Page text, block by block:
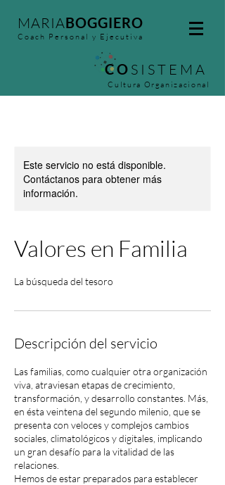
MARIABOGGIERO
Coach Personal y Ejecutiva
CO SISTEMA
Cultura Organizacional
Este servicio no está disponible.
Contáctanos para obtener más
información.
Valores en Familia
La búsqueda del tesoro
Descripción del servicio
Las familias, como cualquier otra organización
viva, atraviesan etapas de crecimiento,
transformación, y desarrollo constantes. Más,
en ésta veintena del segundo milenio, que se
presenta con veloces y complejos cambios
sociales, climatológicos y digitales, implicando
un gran desafío para la vitalidad de las
relaciones.
Hemos de estar preparados para establecer